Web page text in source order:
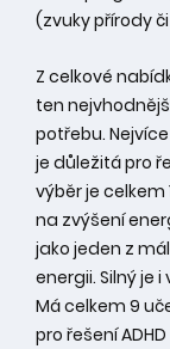
(zvuky přírody
Z celkové
ten
potřebu.
je důležitá pro
výběr je celkem
na zvýšení
jako jeden z
energii. Silný je
Má celkem 9
pro řešení